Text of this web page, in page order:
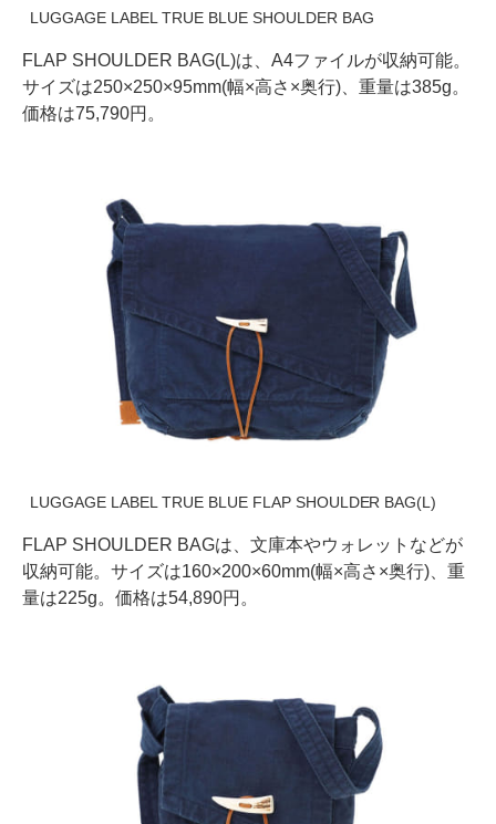
LUGGAGE LABEL TRUE BLUE SHOULDER BAG
FLAP SHOULDER BAG(L)は、A4ファイルが収納可能。
サイズは250×250×95mm(幅×高さ×奥行)、重量は385g。
価格は75,790円。
LUGGAGE LABEL TRUE BLUE FLAP SHOULDER BAG(L)
FLAP SHOULDER BAGは、文庫本やウォレットなどが
収納可能。サイズは160×200×60mm(幅×高さ×奥行)、重
量は225g。価格は54,890円。